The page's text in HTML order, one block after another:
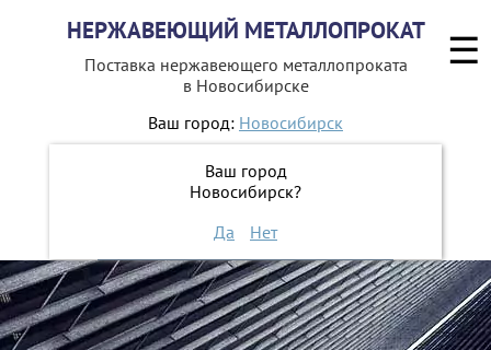
НЕРЖАВЕЮЩИЙ МЕТАЛЛОПРОКАТ
Поставка нержавеющего металлопроката
в Новосибирске
Ваш город: Новосибирск
Ваш город
Новосибирск?
Да
Нет
8 800 551-16-44
ЗАКАЗАТЬ ОБРАТНЫЙ ЗВОНОК
☰